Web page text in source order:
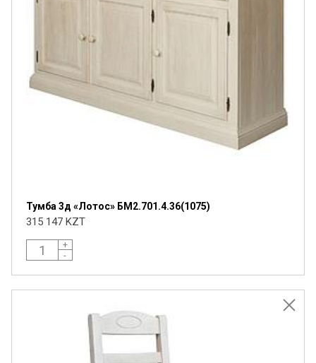
Тумба 3д «Лотос» БМ2.701.4.36(1075)
315 147 KZT
+
-